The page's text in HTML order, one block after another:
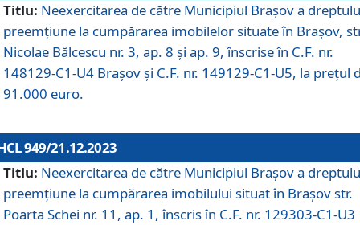
Titlu: Neexercitarea de către Municipiul Brașov a
preemțiune la cumpărarea imobilelor situate în Brașov,
Nicolae Bălcescu nr. 3, ap. 8 și ap. 9, înscrise în C.F. nr.
148129-C1-U4 Brașov și C.F. nr. 149129-C1-U5, la prețul
91.000 euro.
949/21.12.2023
Titlu: Neexercitarea de către Municipiul Brașov a
preemțiune la cumpărarea imobilului situat în Brașov str.
Poarta Schei nr. 11, ap. 1, înscris în C.F. nr. 129303-C1-U3